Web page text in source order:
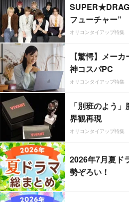
フューチャー”
オリコンタイアップ特集
【驚愕】メー
神コスパPC
オリコンタイアップ特集
「別班のよう
界観再現
オリコンタイアップ特集
2026年7月夏ド
勢ぞろい！